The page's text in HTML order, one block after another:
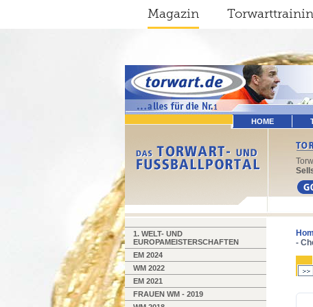
Magazin
HOME
1. WELT- UND
EUROPAMEISTERSCHAFTEN
EM 2024
WM 2022
EM 2021
FRAUEN WM - 2019
-